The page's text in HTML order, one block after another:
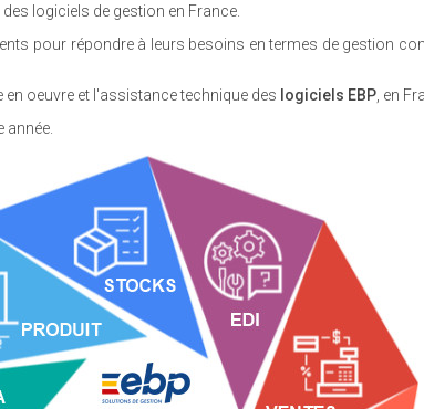
logiciels de gestion en France.
pour répondre à leurs besoins en termes de gestion
oeuvre et l'assistance technique des logiciels EBP , en
année.